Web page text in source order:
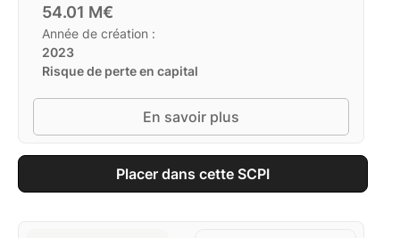
54.01 M€
Année de création :
2023
Risque de perte en capital
En savoir plus
Placer dans cette SCPI